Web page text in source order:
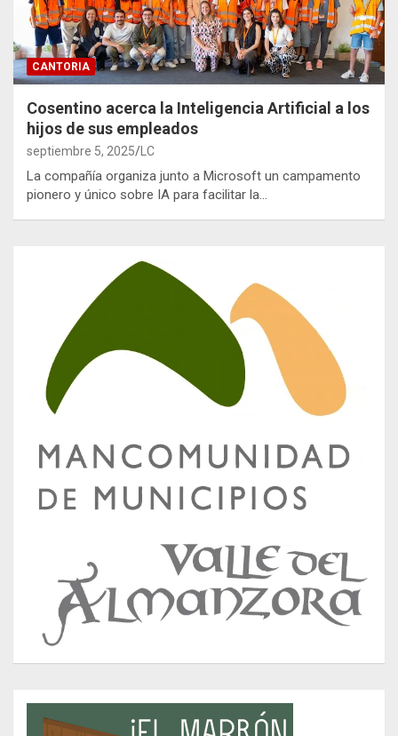
CANTORIA
Cosentino acerca la Inteligencia Artificial a los
hijos de sus empleados
septiembre 5, 2025 LC
La compañía organiza junto a Microsoft un campamento
pionero y único sobre IA para facilitar la…